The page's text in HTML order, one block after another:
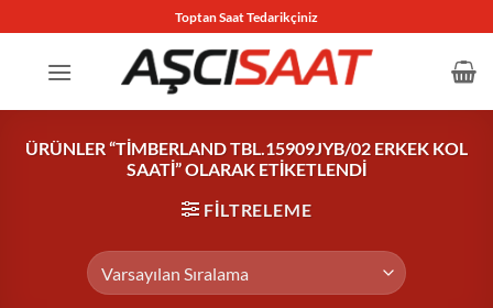
atla
Toptan Saat Tedarikçiniz
ÜRÜNLER “TIMBERLAND TBL.15909JYB/02 ERKEK KOL
SAATI” OLARAK ETIKETLENDI
FILTRELEME